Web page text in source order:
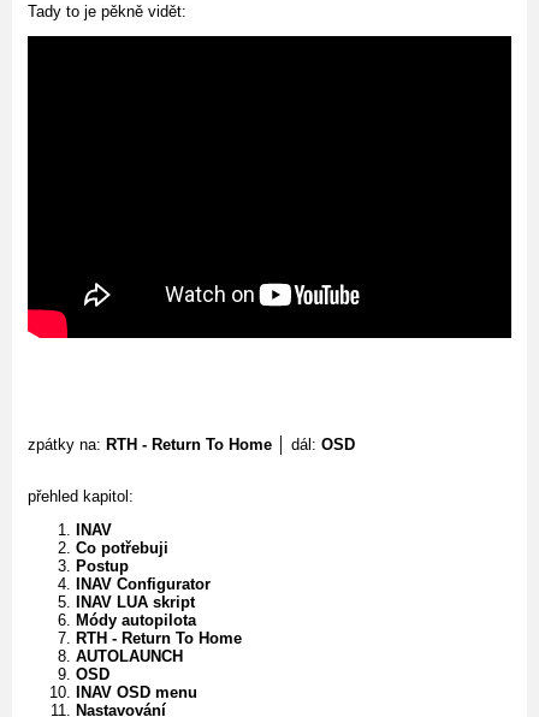
Tady to je pěkně vidět:
zpátky na: RTH - Return To Home │ dál: OSD
přehled kapitol:
INAV
Co potřebuji
Postup
INAV Configurator
INAV LUA skript
Módy autopilota
RTH - Return To Home
AUTOLAUNCH
OSD
INAV OSD menu
Nastavování